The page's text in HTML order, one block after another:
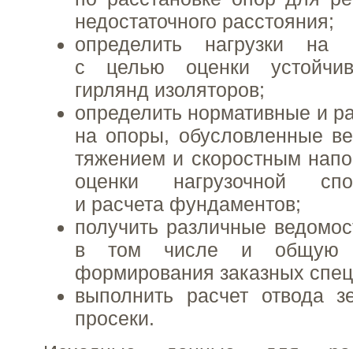
недостаточного расстояния;
определить нагрузки на
с целью оценки
гирлянд изоляторов;
определить нормативные и
на опоры, обусловленные
тяжением и скоростным
оценки нагрузочной
и расчета фундаментов;
получить различные
в том числе и общую
формирования заказных
выполнить расчет отвода
просеки.